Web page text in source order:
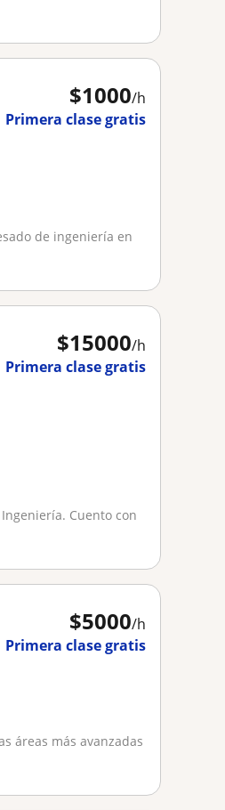
$1000/h
Primera clase gratis
de ingeniería en
$15000/h
Primera clase gratis
Cuento con
$5000/h
Primera clase gratis
áreas más avanzadas